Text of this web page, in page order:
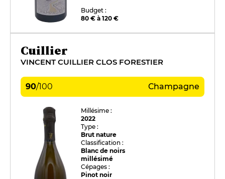
Budget :
80 € à 120 €
Cuillier
VINCENT CUILLIER CLOS FORESTIER
90/100 Champagne
Millésime :
2022
Type :
Brut nature
Classification :
Blanc de noirs
millésimé
Cépages :
Pinot noir